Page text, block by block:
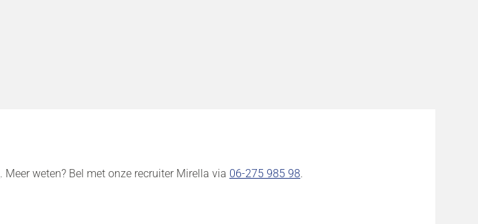
. Meer weten? Bel met onze recruiter Mirella via 06-275 985 98.